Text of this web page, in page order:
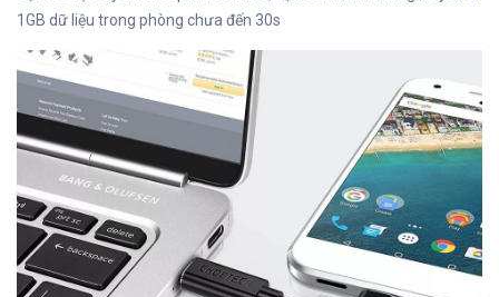
1GB dữ liệu trong phòng chưa đến 30s